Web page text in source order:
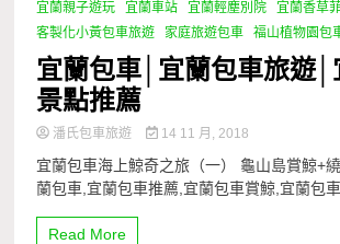
宜蘭親子遊玩
宜蘭車站 宜蘭輕塵別院
宜蘭香草
客製化小黃包車旅遊
家庭旅遊包車 福山植物園包
宜蘭包車│宜蘭包車旅遊
景點推薦
潘氏包車旅遊 14 11 月, 2018
宜蘭包車海上鯨奇之旅（一） 龜山島賞鯨+
蘭包車,宜蘭包車推薦,宜蘭包車賞鯨,宜蘭包
Read More